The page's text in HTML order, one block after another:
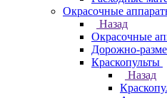
Окрасочные
Назад
Окрасочные
Дорожно-
Краскопульты
Назад